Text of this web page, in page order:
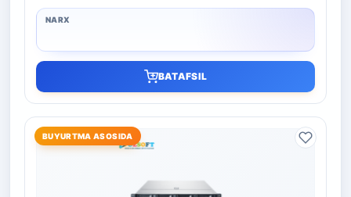
BATAFSIL
BUYURTMA ASOSIDA